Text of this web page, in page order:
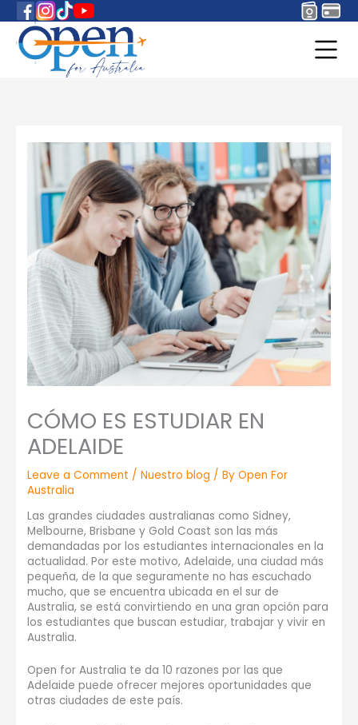
CÓMO ES ESTUDIAR EN
ADELAIDE
Leave a Comment / Nuestro blog / By Open For
Australia
Las grandes ciudades australianas como Sidney,
Melbourne, Brisbane y Gold Coast son las más
demandadas por los estudiantes internacionales en la
actualidad. Por este motivo, Adelaide, una ciudad más
pequeña, de la que seguramente no has escuchado
mucho, que se encuentra ubicada en el sur de
Australia, se está convirtiendo en una gran opción para
los estudiantes que buscan estudiar, trabajar y vivir en
Australia.
Open for Australia te da 10 razones por las que
Adelaide puede ofrecer mejores oportunidades que
otras ciudades de este país.